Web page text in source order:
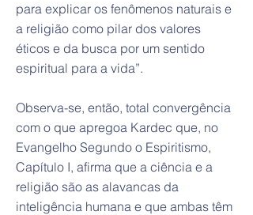
para explicar os fenômenos naturais e
a religião como pilar dos valores
éticos e da busca por um sentido
espiritual para a vida”.
Observa-se, então, total convergência
com o que apregoa Kardec que, no
Evangelho Segundo o Espiritismo,
Capítulo I, afirma que a ciência e a
religião são as alavancas da
inteligência humana e que ambas têm